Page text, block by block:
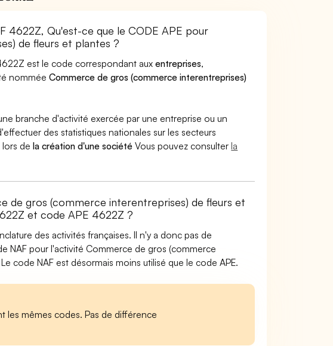
4622Z, Qu'est-ce que le CODE APE pour
de fleurs et plantes ?
est le code correspondant auxentreprises,
nomméeCommerce de gros (commerce interentreprises)
branche d'activité exercée par une entreprise ou un
des statistiques nationales sur les secteurs
lors dela création d'une société Vous pouvez consulterla
de gros (commerce interentreprises) de fleurs et
et code APE 4622Z ?
des activités françaises. Il n'y a donc pas de
NAF pour l'activité Commerce de gros (commerce
code NAF est désormais moins utilisé que le code APE.
les mêmes codes. Pas de différence